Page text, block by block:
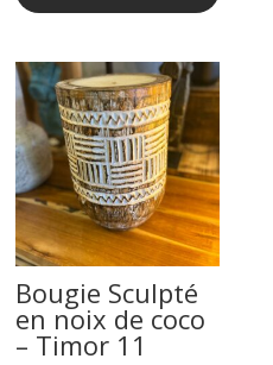
Bougie Sculpté
en noix de coco
– Timor 11